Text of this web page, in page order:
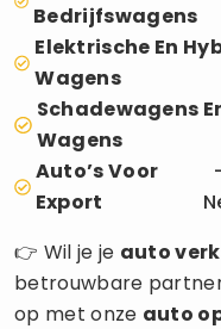
Bedrijfswagens
Elektrische En
Wagens
Schadewagens
Wagens
Auto’s Voor
Export
👉 Wil je je auto
betrouwbare
op met onze auto